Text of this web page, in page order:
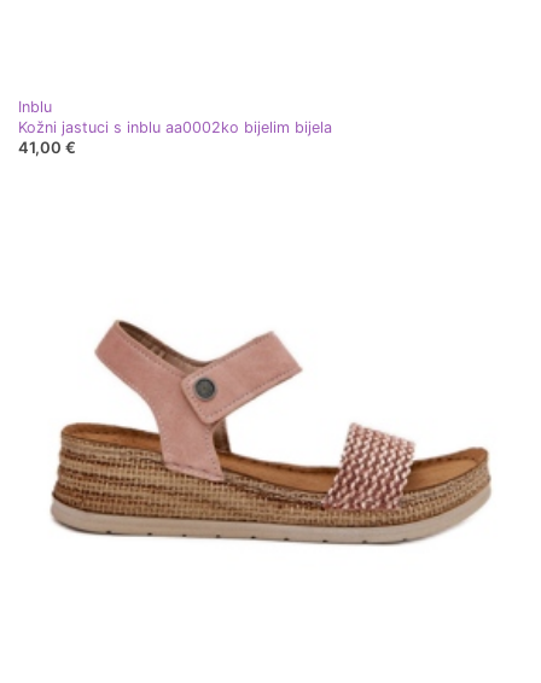
Inblu
Kožni jastuci s inblu aa0002ko bijelim bijela
41,00 €